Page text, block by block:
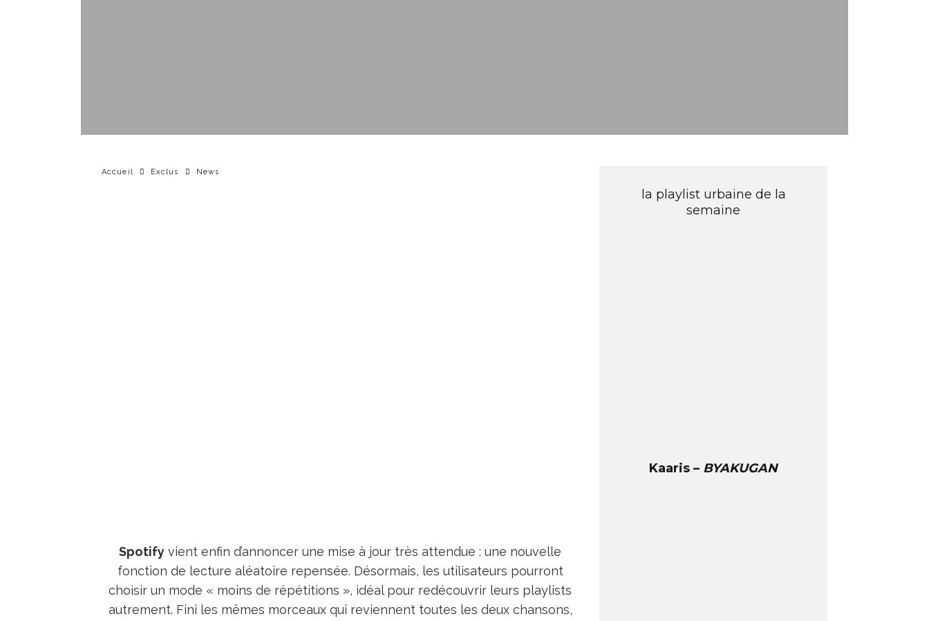
Accueil Exclus News
Spotify vient enfin d’annoncer une mise à jour très attendue : une nouvelle
fonction de lecture aléatoire repensée. Désormais, les utilisateurs pourront
choisir un mode « moins de répétitions », idéal pour redécouvrir leurs playlists
autrement. Fini les mêmes morceaux qui reviennent toutes les deux chansons,
la playlist urbaine de la
semaine
Kaaris – BYAKUGAN